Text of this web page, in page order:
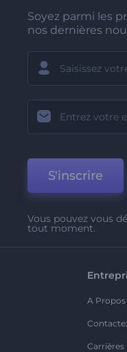
Soyez parmi les
nos dernières
S'inscrire
Vous pouvez vous
tout moment.
A
Carrières